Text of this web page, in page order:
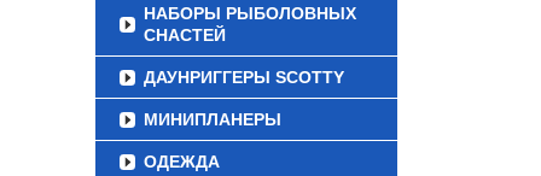
НАБОРЫ РЫБОЛОВНЫХ
СНАСТЕЙ
ДАУНРИГГЕРЫ SCOTTY
МИНИПЛАНЕРЫ
ОДЕЖДА